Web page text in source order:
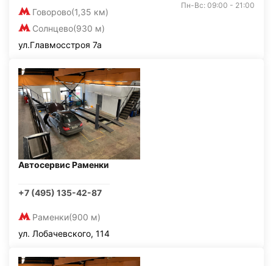
Говорово(1,35 км)
Солнцево(930 м)
Пн-Вс: 09:00 - 21:00
ул.Главмосстроя 7а
Автосервис Раменки
+7 (495) 135-42-87
Раменки(900 м)
ул. Лобачевского, 114